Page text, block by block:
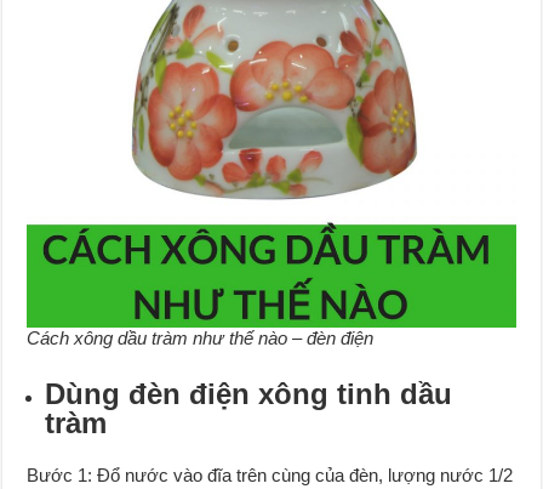
Cách xông dầu tràm như thế nào – đèn điện
Dùng đèn điện xông tinh dầu
tràm
Bước 1: Đổ nước vào đĩa trên cùng của đèn, lượng nước 1/2